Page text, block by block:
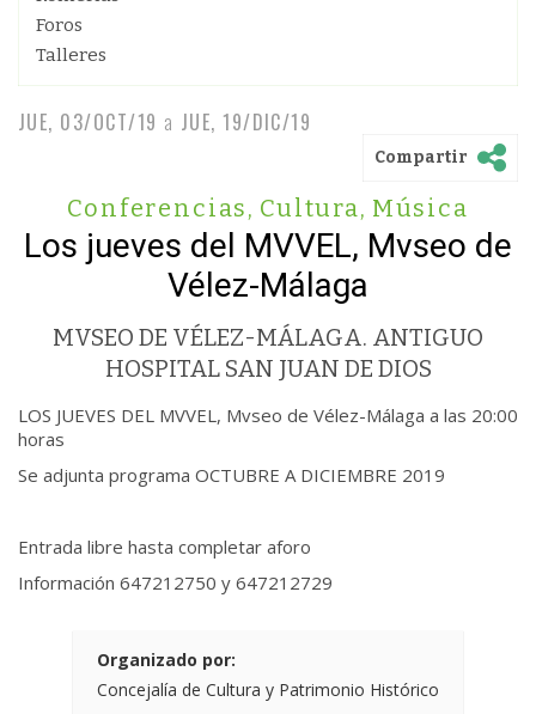
Foros
Talleres
JUE, 03/OCT/19 a JUE, 19/DIC/19
Compartir
Conferencias, Cultura, Música
Los jueves del MVVEL, Mvseo de
Vélez-Málaga
MVSEO DE VÉLEZ-MÁLAGA. ANTIGUO
HOSPITAL SAN JUAN DE DIOS
LOS JUEVES DEL MVVEL, Mvseo de Vélez-Málaga a las 20:00
horas
Se adjunta programa OCTUBRE A DICIEMBRE 2019
Entrada libre hasta completar aforo
Información 647212750 y 647212729
Organizado por:
Concejalía de Cultura y Patrimonio Histórico